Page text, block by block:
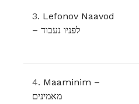
3. Lefonov Naavod
– לפניו נעבוד
4. Maaminim –
מאמינים